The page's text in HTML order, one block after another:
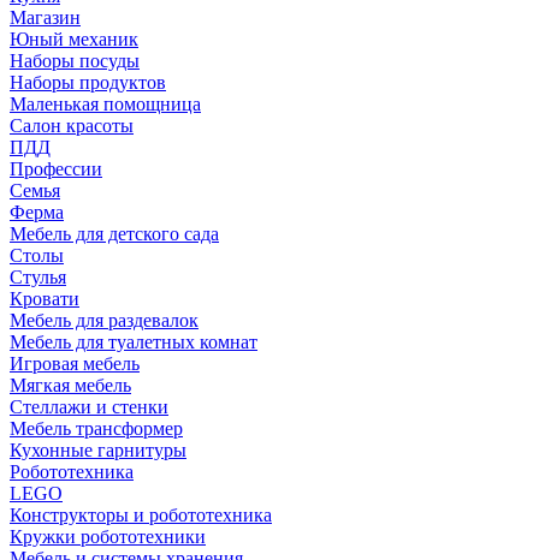
Магазин
Юный механик
Наборы посуды
Наборы продуктов
Маленькая помощница
Салон красоты
ПДД
Профессии
Семья
Ферма
Мебель для детского сада
Столы
Cтулья
Кровати
Мебель для раздевалок
Мебель для туалетных комнат
Игровая мебель
Мягкая мебель
Стеллажи и стенки
Мебель трансформер
Кухонные гарнитуры
Робототехника
LEGO
Конструкторы и робототехника
Кружки робототехники